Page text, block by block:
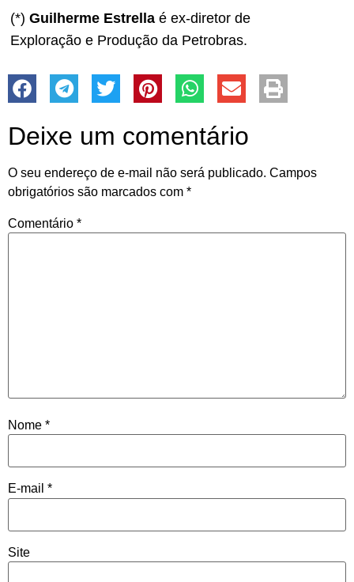
(*) Guilherme Estrella é ex-diretor de
Exploração e Produção da Petrobras.
Deixe um comentário
O seu endereço de e-mail não será publicado. Campos
obrigatórios são marcados com *
Comentário *
Nome *
E-mail *
Site